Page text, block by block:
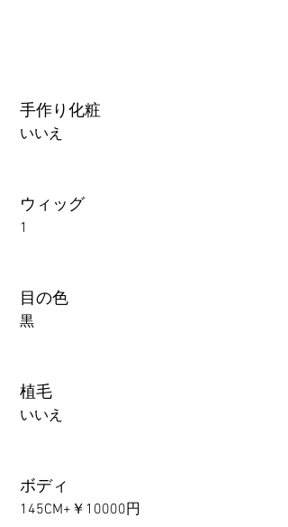
手作り化粧
いいえ
ウィッグ
1
目の色
黒
植毛
いいえ
ボディ
145CM+￥10000円